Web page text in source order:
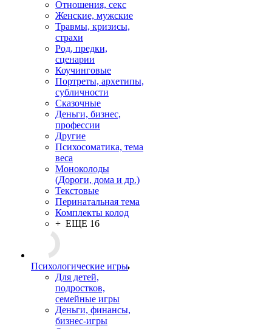
Mетафорические карты
Чувства,
абстрактные,
мандалы
Природа, животные
Дети, подростки,
внутренний ребенок
Ресурсы
Универсальные
Отношения, секс
Женские, мужские
Травмы, кризисы,
страхи
Род, предки,
сценарии
Коучинговые
Портреты, архетипы,
субличности
Сказочные
Деньги, бизнес,
профессии
Другие
Психосоматика, тема
веса
Моноколоды
(Дороги, дома и др.)
Текстовые
Перинатальная тема
Комплекты колод
+ ЕЩЕ 16